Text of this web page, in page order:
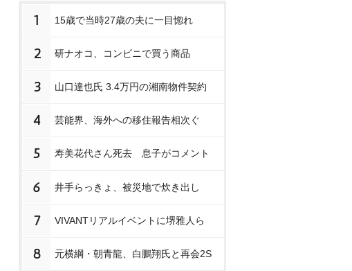
1 15歳で当時27歳の夫に一目惚れ
2 研ナオコ、コンビニで買う商品
3 山口達也氏 3.4万円の湘南物件契約
4 芸能界、海外への移住報告相次ぐ
5 寿美花代さん死去 息子がコメント
6 井手らっきょ、被災地で炊き出し
7 VIVANTリアルイベントに堺雅人ら
8 元横綱・朝青龍、白鵬翔氏と再会2S